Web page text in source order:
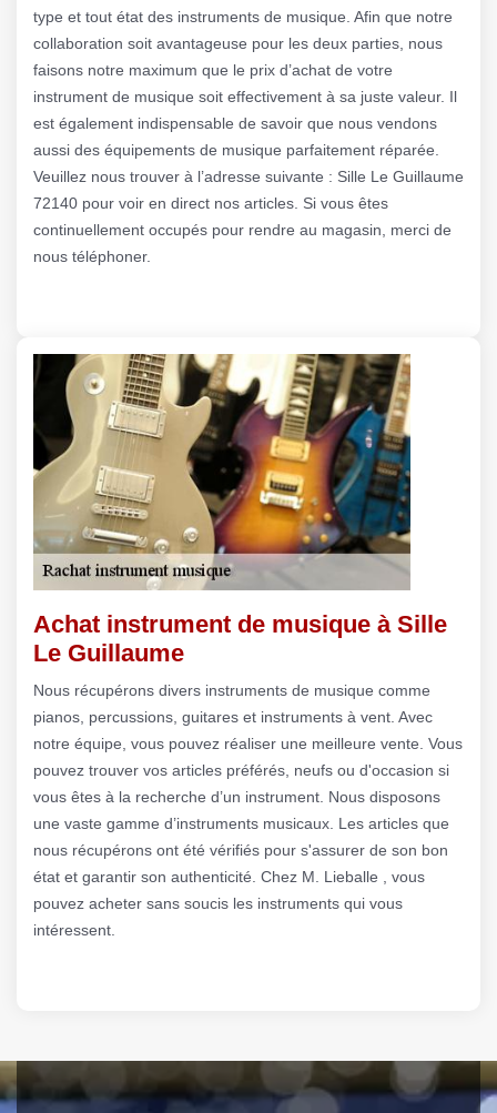
type et tout état des instruments de musique. Afin que notre
collaboration soit avantageuse pour les deux parties, nous
faisons notre maximum que le prix d’achat de votre
instrument de musique soit effectivement à sa juste valeur. Il
est également indispensable de savoir que nous vendons
aussi des équipements de musique parfaitement réparée.
Veuillez nous trouver à l’adresse suivante : Sille Le Guillaume
72140 pour voir en direct nos articles. Si vous êtes
continuellement occupés pour rendre au magasin, merci de
nous téléphoner.
Achat instrument de musique à Sille
Le Guillaume
Nous récupérons divers instruments de musique comme
pianos, percussions, guitares et instruments à vent. Avec
notre équipe, vous pouvez réaliser une meilleure vente. Vous
pouvez trouver vos articles préférés, neufs ou d'occasion si
vous êtes à la recherche d’un instrument. Nous disposons
une vaste gamme d’instruments musicaux. Les articles que
nous récupérons ont été vérifiés pour s'assurer de son bon
état et garantir son authenticité. Chez M. Lieballe , vous
pouvez acheter sans soucis les instruments qui vous
intéressent.